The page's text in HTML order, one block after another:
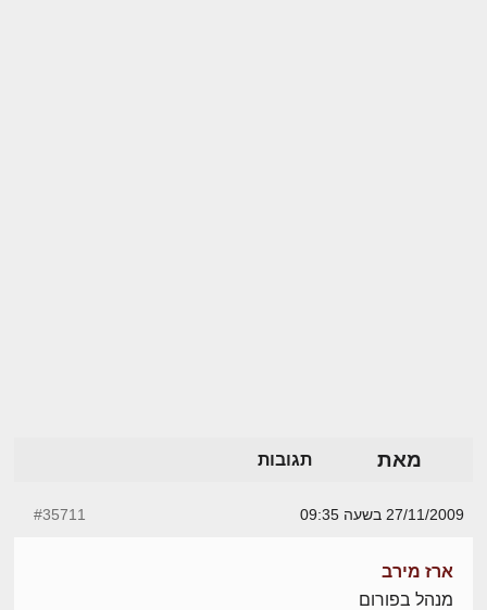
מאת תגובות
27/11/2009 בשעה 09:35 #35711
ארז מירב
מנהל בפורום